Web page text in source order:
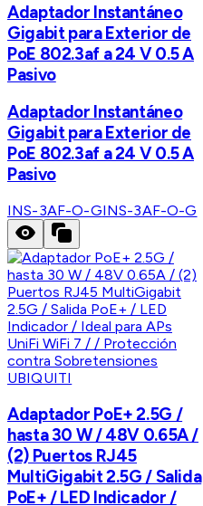
Adaptador Instantáneo
Gigabit para Exterior de
PoE 802.3af a 24 V 0.5 A
Pasivo
Adaptador Instantáneo
Gigabit para Exterior de
PoE 802.3af a 24 V 0.5 A
Pasivo
INS-3AF-O-GINS-3AF-O-G
UBIQUITI
Adaptador PoE+ 2.5G /
hasta 30 W / 48V 0.65A /
(2) Puertos RJ45
MultiGigabit 2.5G / Salida
PoE+ / LED Indicador /